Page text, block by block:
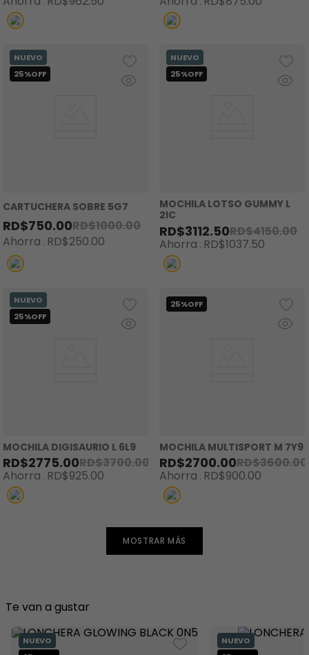
CARTUCHERA SOBRE 5G7
RD$750.00RD$1000.00
Ahorra RD$250.00
MOCHILA LOTSO GUMMY L
2IC
RD$3112.50RD$4150.00
Ahorra RD$1037.50
MOCHILA DIGISAURIO L 6L9
RD$2775.00RD$3700.00
Ahorra RD$925.00
MOCHILA MULTISPORT M 7Y9
RD$2700.00RD$3600.00
Ahorra RD$900.00
MOSTRAR MÁS
Te van a gustar